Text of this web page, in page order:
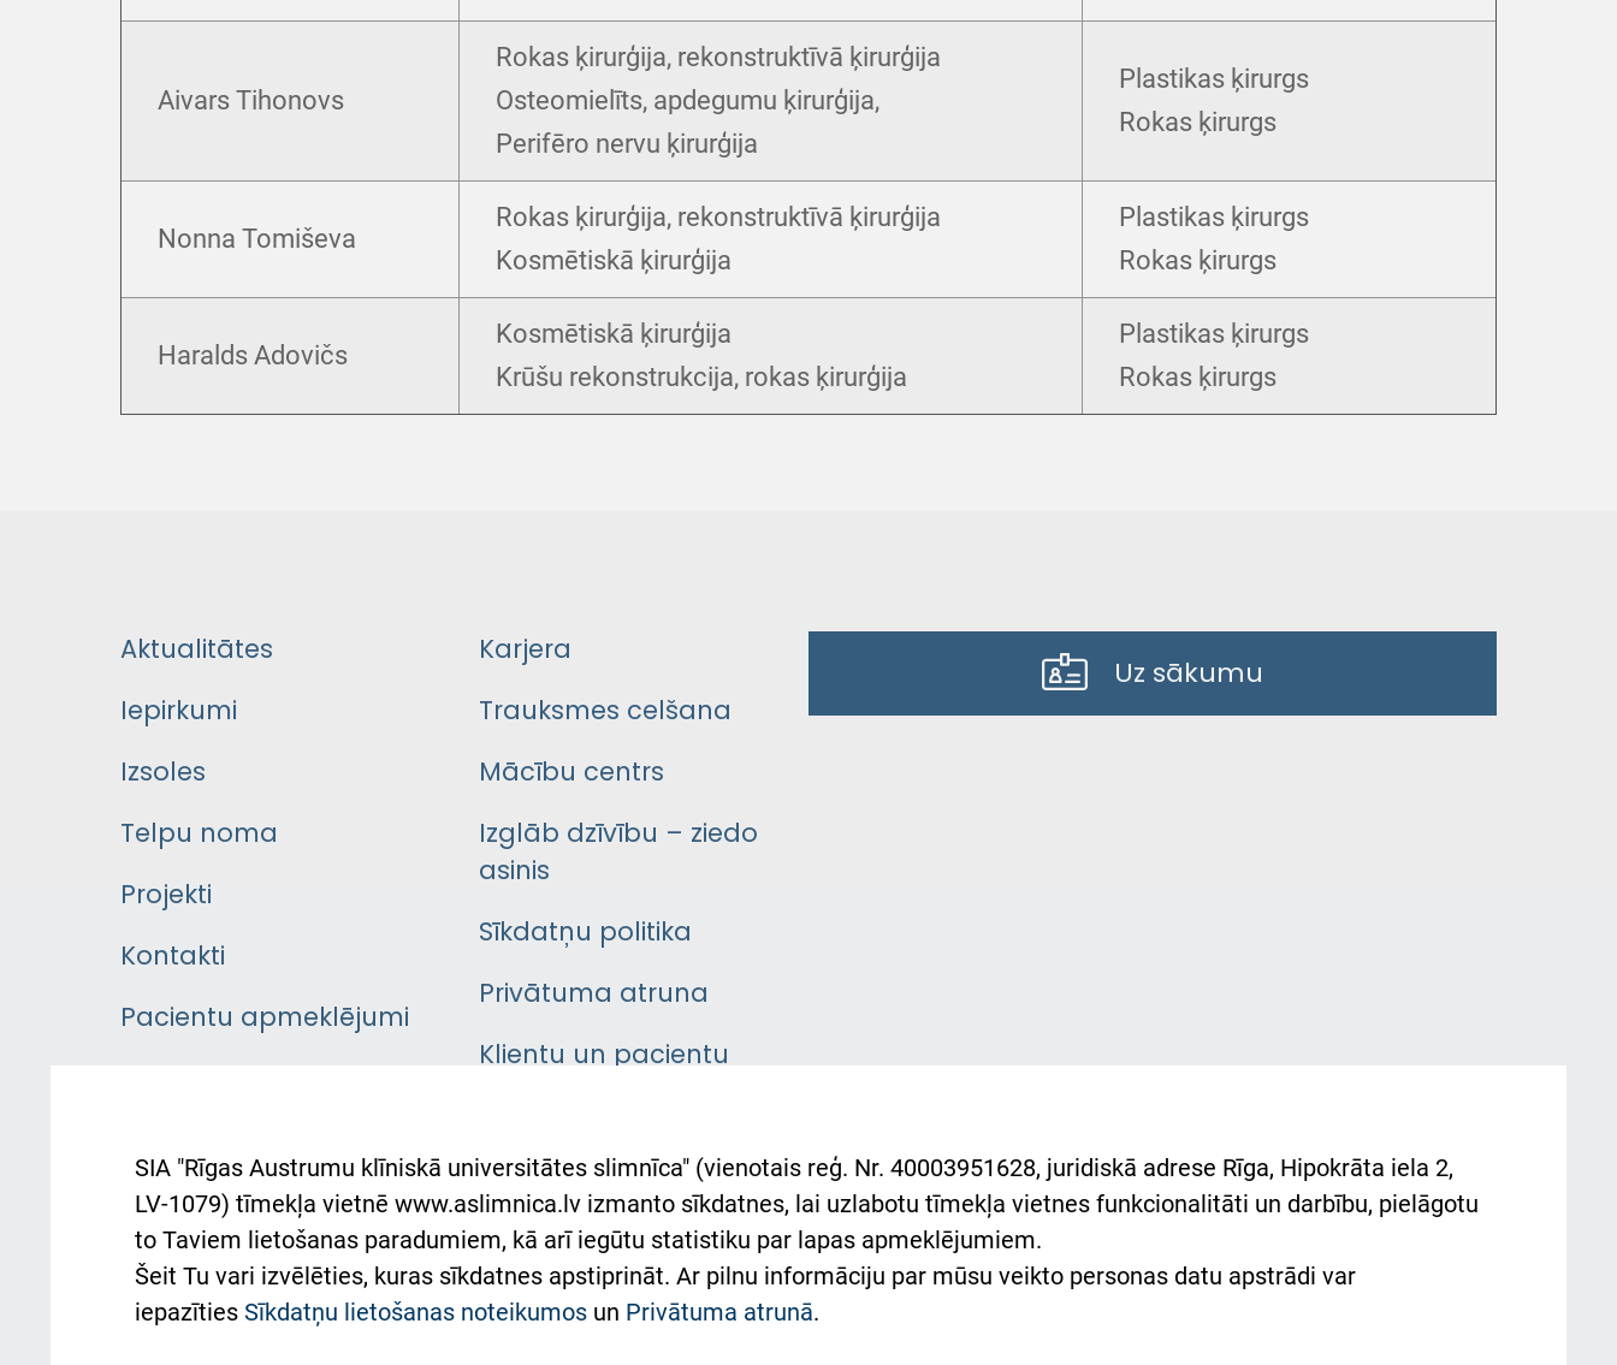
Aivars Tihonovs
Rokas ķirurģija, rekonstruktīvā ķirurģija
Osteomielīts, apdegumu ķirurģija,
Perifēro nervu ķirurģija
Plastikas ķirurgs
Rokas ķirurgs
Nonna Tomiševa
Rokas ķirurģija, rekonstruktīvā ķirurģija
Kosmētiskā ķirurģija
Plastikas ķirurgs
Rokas ķirurgs
Haralds Adovičs
Kosmētiskā ķirurģija
Krūšu rekonstrukcija, rokas ķirurģija
Plastikas ķirurgs
Rokas ķirurgs
Aktualitātes
Iepirkumi
Izsoles
Telpu noma
Projekti
Kontakti
Pacientu apmeklējumi
Pacienta
atsauksmju/sūdzību
iesniegšanas kārtība
Kā pie mums nokļūt
Karjera
Trauksmes celšana
Mācību centrs
Izglāb dzīvību – ziedo
asinis
Sīkdatņu politika
Privātuma atruna
Klientu un pacientu
Austrumu slimnīcas
atbalsts Ukrainai
Підтримка Східної лікарні
та співпраця з Україною
Uz sākumu
SIA "Rīgas Austrumu klīniskā universitātes slimnīca" (vienotais reģ. Nr. 40003951628, juridiskā adrese Rīga, Hipokrāta iela 2,
LV-1079) tīmekļa vietnē www.aslimnica.lv izmanto sīkdatnes, lai uzlabotu tīmekļa vietnes funkcionalitāti un darbību, pielāgotu
to Taviem lietošanas paradumiem, kā arī iegūtu statistiku par lapas apmeklējumiem.
Šeit Tu vari izvēlēties, kuras sīkdatnes apstiprināt. Ar pilnu informāciju par mūsu veikto personas datu apstrādi var
iepazīties Sīkdatņu lietošanas noteikumos un Privātuma atrunā.